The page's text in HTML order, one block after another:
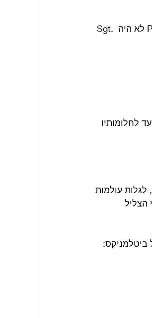
ג'ורג' מרטין אמר פעם: "ללא Rubber Soul לא היה Pet Sounds, וללא Pet Sounds לא היה Sgt.
לחלומותיו
לגלות עולמות
הצליל
ביטלמניקס: